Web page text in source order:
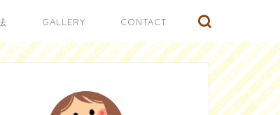
GALLERY CONTACT